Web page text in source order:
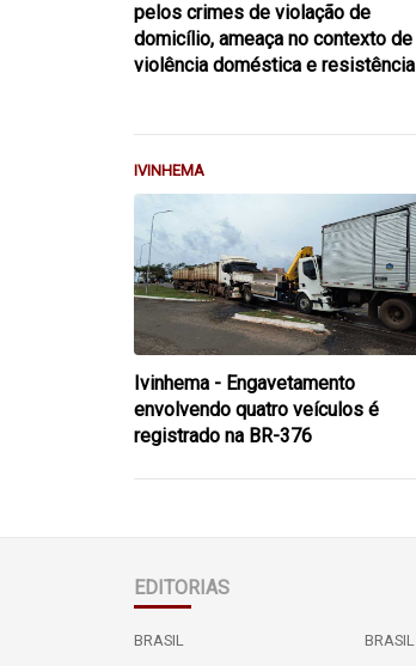
pelos crimes de violação de
domicílio, ameaça no contexto de
violência doméstica e resistência
IVINHEMA
Ivinhema - Engavetamento
envolvendo quatro veículos é
registrado na BR-376
EDITORIAS
BRASIL BRASIL